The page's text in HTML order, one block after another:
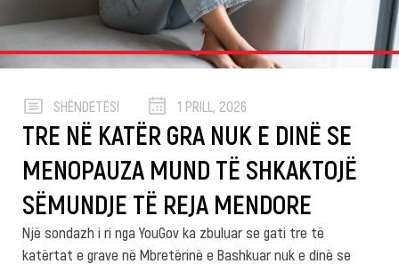
SHËNDETËSI 1 PRILL, 2026
TRE NË KATËR GRA NUK E DINË SE
MENOPAUZA MUND TË SHKAKTOJË
SËMUNDJE TË REJA MENDORE
Një sondazh i ri nga YouGov ka zbuluar se gati tre të
katërtat e grave në Mbretërinë e Bashkuar nuk e dinë se